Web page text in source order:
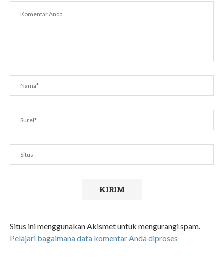
Situs ini menggunakan Akismet untuk mengurangi spam.
Pelajari bagaimana data komentar Anda diproses